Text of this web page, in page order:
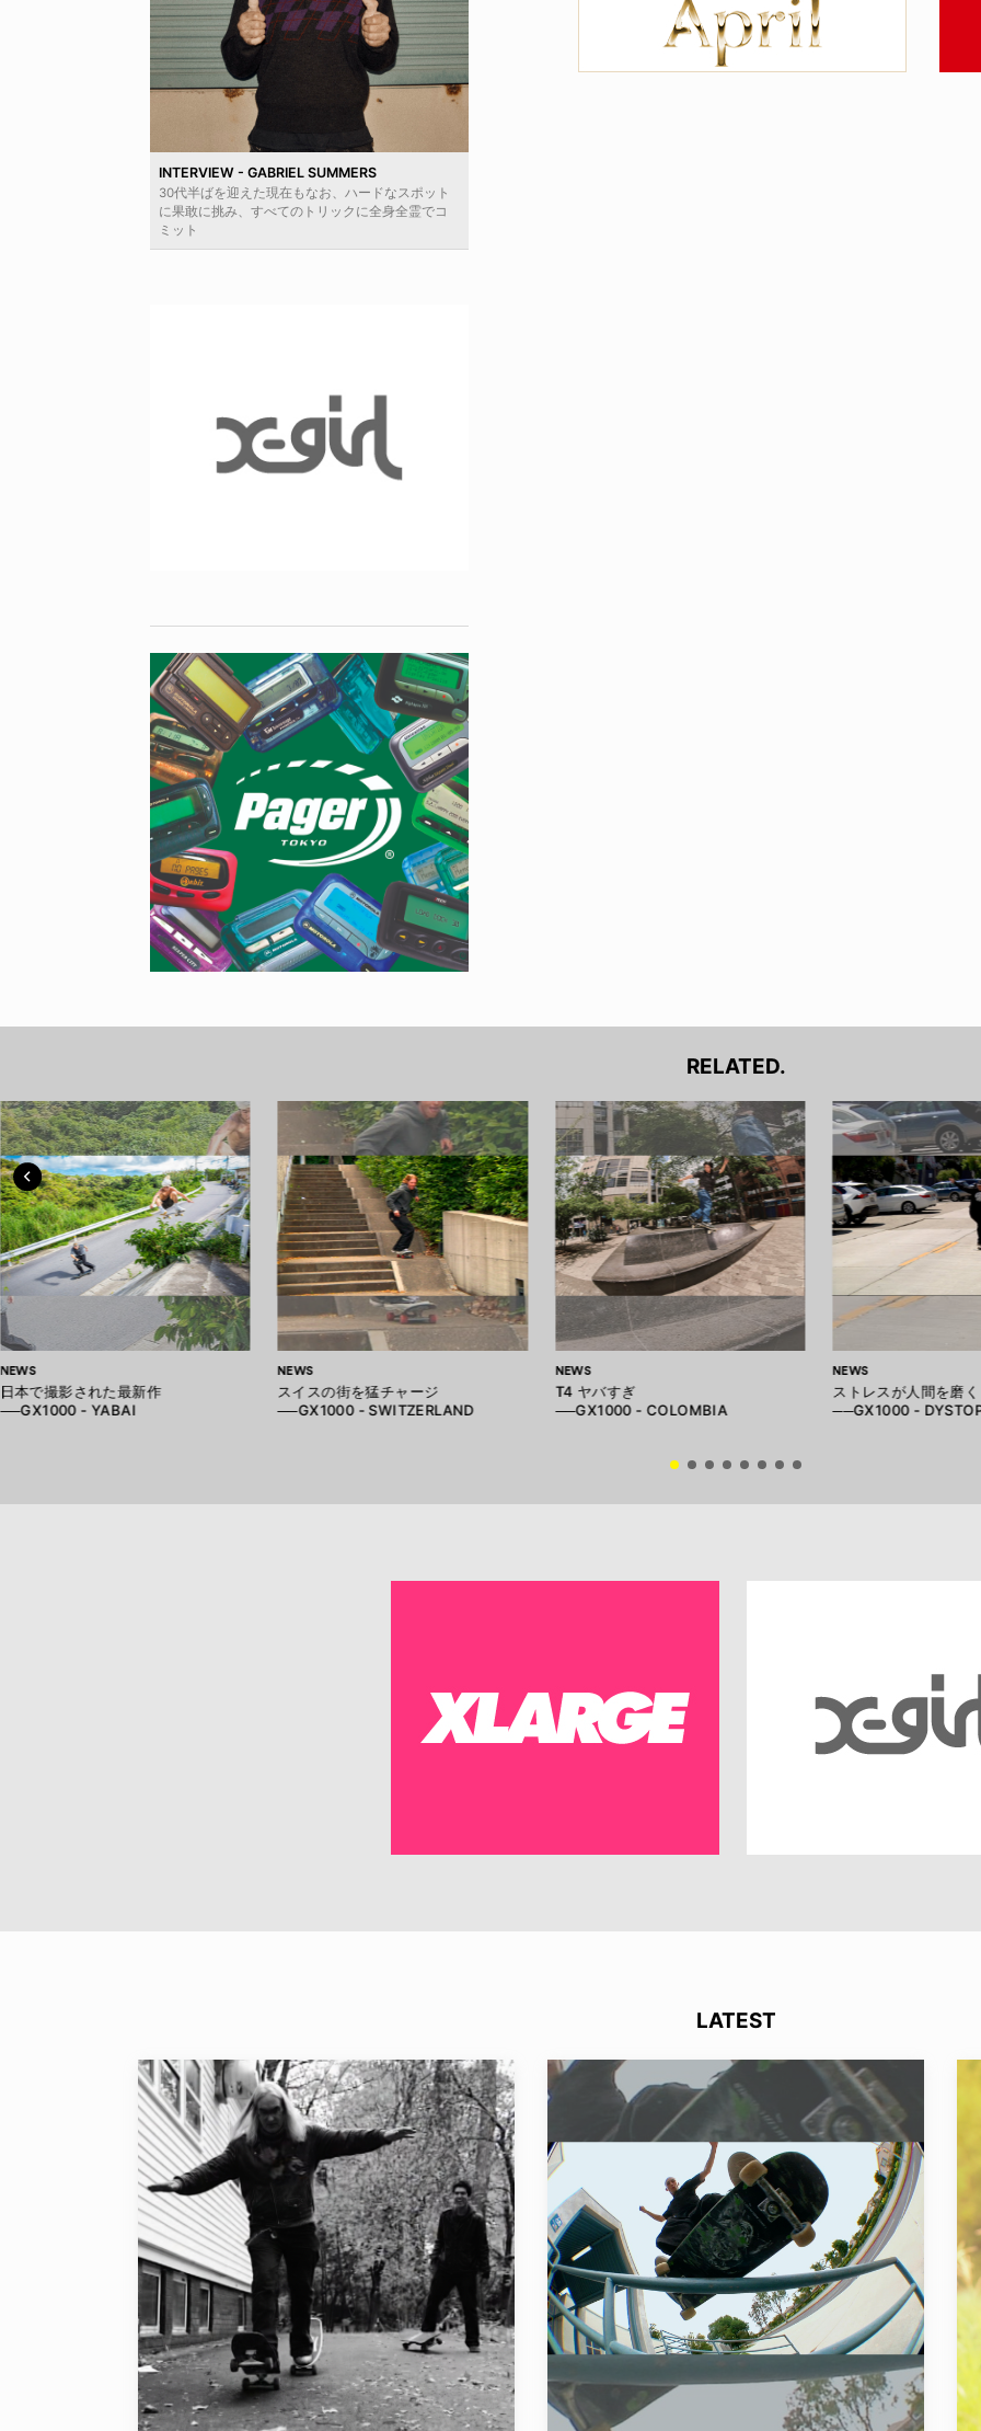
INTERVIEW - GABRIEL SUMMERS
30代半ばを迎えた現在もなお、ハードなスポット
に果敢に挑み、すべてのトリックに全身全霊でコ
ミット
RELATED.
NEWS
日本で撮影された最新作
──GX1000 - YABAI
NEWS
スイスの街を猛チャージ
──GX1000 - SWITZERLAND
NEWS
T4 ヤバすぎ
──GX1000 - COLOMBIA
NEWS
ストレスが人間を磨く
──GX1000 -
LATEST